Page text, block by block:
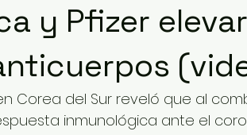
y Pfizer
Corea del Sur reveló que al
inmunológica ante el